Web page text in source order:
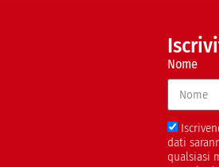
Nome
dati
qualsiasi